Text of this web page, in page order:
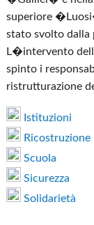
superiore
stato svolto dalla
L�intervento
spinto i
ristrutturazione
Istituzioni
Ricostruzione
Scuola
Sicurezza
Solidarietà